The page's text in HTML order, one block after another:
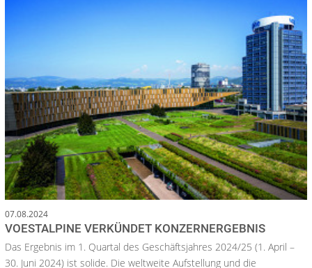
07.08.2024
VOESTALPINE VERKÜNDET KONZERNERGEBNIS
Das Ergebnis im 1. Quartal des Geschäftsjahres 2024/25 (1. April –
30. Juni 2024) ist solide. Die weltweite Aufstellung und die